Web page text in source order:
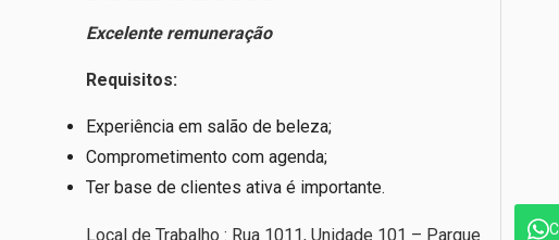
Excelente remuneração
Requisitos:
Experiência em salão de beleza;
Comprometimento com agenda;
Ter base de clientes ativa é importante.
Local de Trabalho : Rua 1011, Unidade 101 – Parque